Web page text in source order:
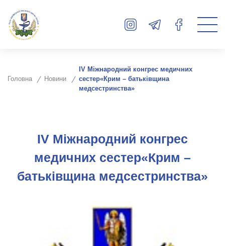
Головна Новини
ІV Міжнародний конгрес медичних
сестер«Крим – батьківщина
медсестринства»
ІV Міжнародний конгрес
медичних сестер«Крим –
батьківщина медсестринства»